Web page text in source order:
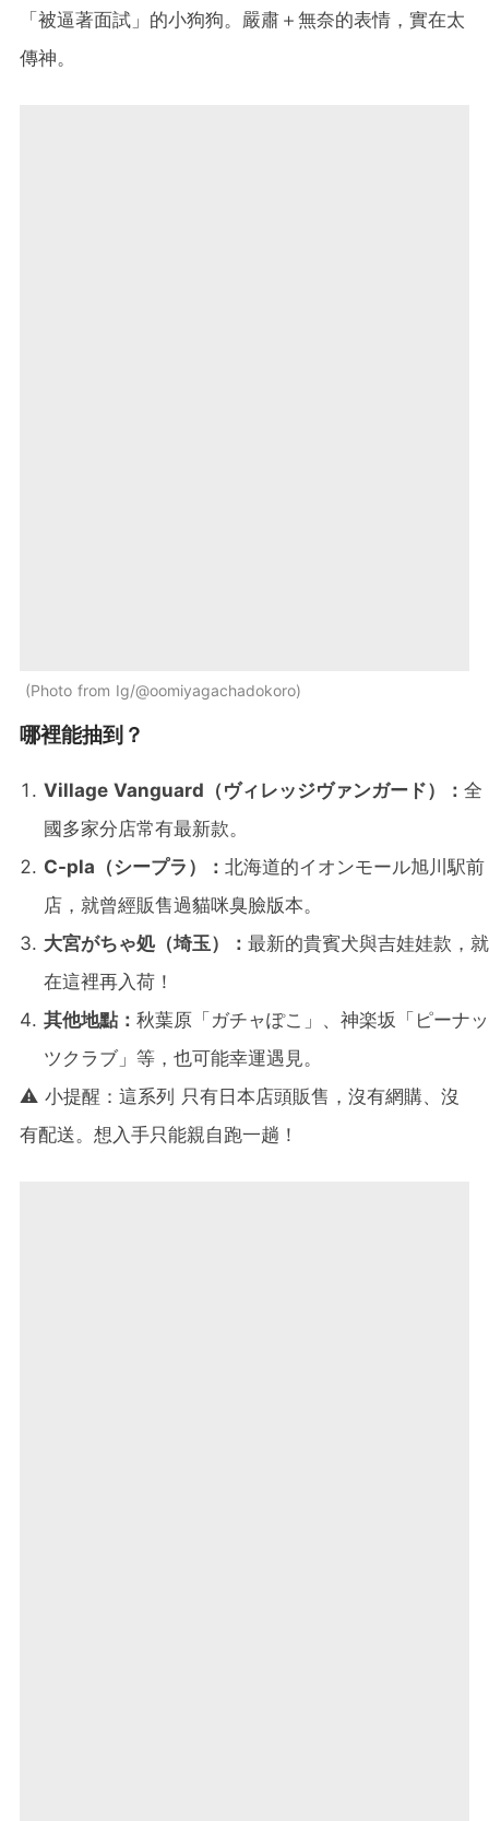
「被逼著面試」的小狗狗。嚴肅＋無奈的表情，實在太
傳神。
Photo from Ig/@oomiyagachadokoro
哪裡能抽到？
Village Vanguard（ヴィレッジヴァンガード）： 全
國多家分店常有最新款。
C-pla（シープラ）： 北海道的イオンモール旭川駅前
店，就曾經販售過貓咪臭臉版本。
大宮がちゃ処（埼玉）： 最新的貴賓犬與吉娃娃款，就
在這裡再入荷！
其他地點： 秋葉原「ガチャぽこ」、神楽坂「ピーナッ
ツクラブ」等，也可能幸運遇見。
⚠️ 小提醒：這系列 只有日本店頭販售，沒有網購、沒
有配送。想入手只能親自跑一趟！